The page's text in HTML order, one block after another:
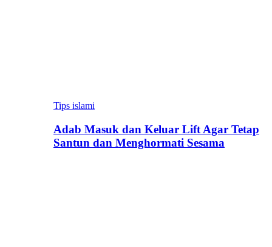
Tips islami
Adab Masuk dan Keluar Lift Agar Tetap
Santun dan Menghormati Sesama